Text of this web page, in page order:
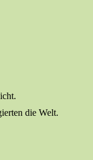
die Welt.